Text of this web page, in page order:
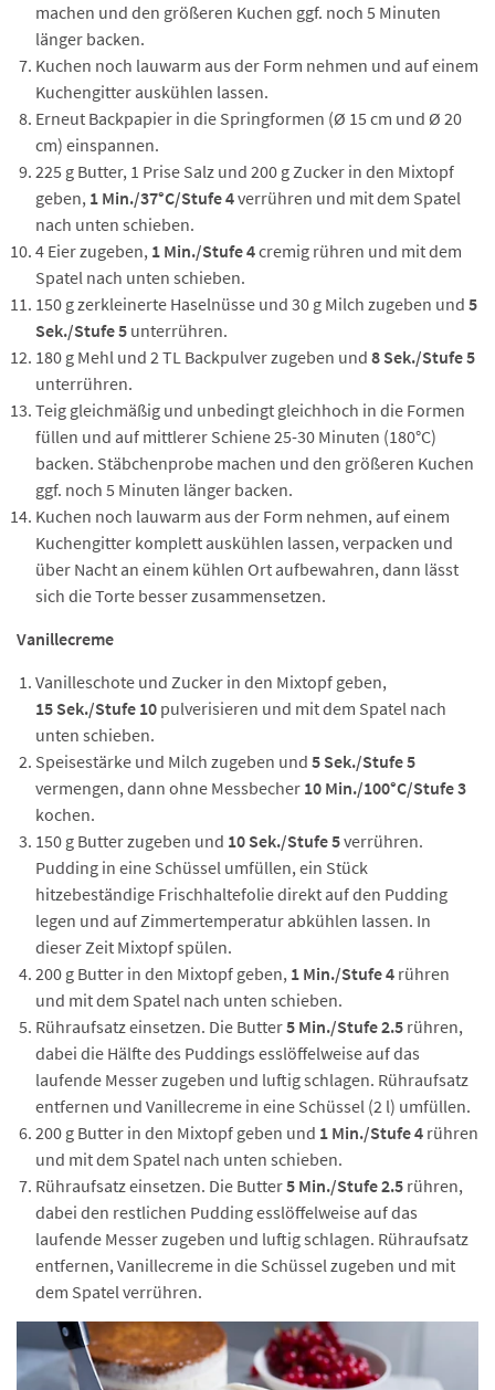
machen und den größeren Kuchen ggf. noch 5 Minuten
länger backen.
Kuchen noch lauwarm aus der Form nehmen und auf einem
Kuchengitter auskühlen lassen.
Erneut Backpapier in die Springformen (Ø 15 cm und Ø 20
cm) einspannen.
225 g Butter, 1 Prise Salz und 200 g Zucker in den Mixtopf
geben, 1 Min./37°C/Stufe 4verrühren und mit dem Spatel
nach unten schieben.
4 Eier zugeben, 1 Min./Stufe 4cremig rühren und mit dem
Spatel nach unten schieben.
150 g zerkleinerte Haselnüsse und 30 g Milch zugeben und 5
Sek./Stufe 5 unterrühren.
180 g Mehl und 2 TL Backpulver zugeben und 8 Sek./Stufe 5
unterrühren.
Teig gleichmäßig und unbedingt gleichhoch in die Formen
füllen und auf mittlerer Schiene 25-30 Minuten (180°C)
backen. Stäbchenprobe machen und den größeren Kuchen
ggf. noch 5 Minuten länger backen.
Kuchen noch lauwarm aus der Form nehmen, auf einem
Kuchengitter komplett auskühlen lassen, verpacken und
über Nacht an einem kühlen Ort aufbewahren, dann lässt
sich die Torte besser zusammensetzen.
Vanillecreme
Vanilleschote und Zucker in den Mixtopf geben,
15 Sek./Stufe 10 pulverisieren und mit dem Spatel nach
unten schieben.
Speisestärke und Milch zugeben und 5 Sek./Stufe 5
vermengen, dann ohne Messbecher 10 Min./100°C/Stufe 3
kochen.
150 g Butter zugeben und 10 Sek./Stufe 5verrühren.
Pudding in eine Schüssel umfüllen, ein Stück
hitzebeständige Frischhaltefolie direkt auf den Pudding
legen und auf Zimmertemperatur abkühlen lassen. In
dieser Zeit Mixtopf spülen.
200 g Butter in den Mixtopf geben, 1 Min./Stufe 4 rühren
und mit dem Spatel nach unten schieben.
Rühraufsatz einsetzen. Die Butter5 Min./Stufe 2.5 rühren,
dabei die Hälfte des Puddings esslöffelweise auf das
laufende Messer zugeben und luftig schlagen. Rühraufsatz
entfernen und Vanillecreme in eine Schüssel (2 l) umfüllen.
200 g Butter in den Mixtopf geben und 1 Min./Stufe 4 rühren
und mit dem Spatel nach unten schieben.
Rühraufsatz einsetzen. Die Butter5 Min./Stufe 2.5 rühren,
dabei den restlichen Pudding esslöffelweise auf das
laufende Messer zugeben und luftig schlagen. Rühraufsatz
entfernen, Vanillecreme in die Schüssel zugeben und mit
dem Spatel verrühren.